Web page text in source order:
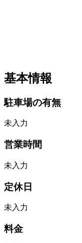
基本情報
駐車場の有無
未入力
営業時間
未入力
定休日
未入力
料金